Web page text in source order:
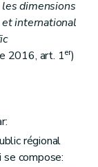
dimensions
international
2016, art. 1er)
régional
compose: